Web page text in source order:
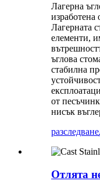
Лагерна
изработена
Лагерната
елементи,
ъглова
стабилна
от
нисък
разследване
Отлята